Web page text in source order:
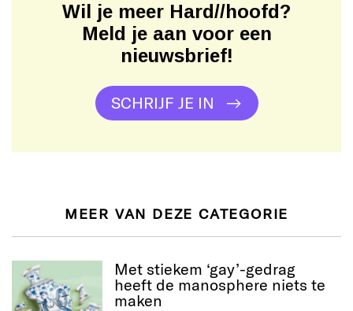
Wil je meer Hard//hoofd?
Meld je aan voor een
nieuwsbrief!
SCHRIJF JE IN
MEER VAN DEZE CATEGORIE
Met stiekem ‘gay’-gedrag
heeft de manosphere niets te
maken